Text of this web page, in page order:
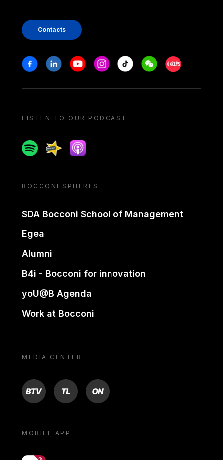
Contacts
Stay in touch
FacebookLinkedinYoutubeInstagram
Tiktok WeechatXiaohongshu/
LISTEN TO OUR PODCAST
SpotifySpreakerApple podcast
BOCCONI SPHERES
SDA Bocconi School of Management
Egea
Alumni
B4i - Bocconi for innovation
yoU@B Agenda
Work at Bocconi
MEDIA CENTER
BTV TL ON
MOBILE APP